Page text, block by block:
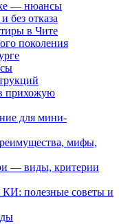
— нюансы
без отказа
в Чите
поколения
прихожую
для мини-
мифы,
— виды, критерии
КИ: полезные советы и